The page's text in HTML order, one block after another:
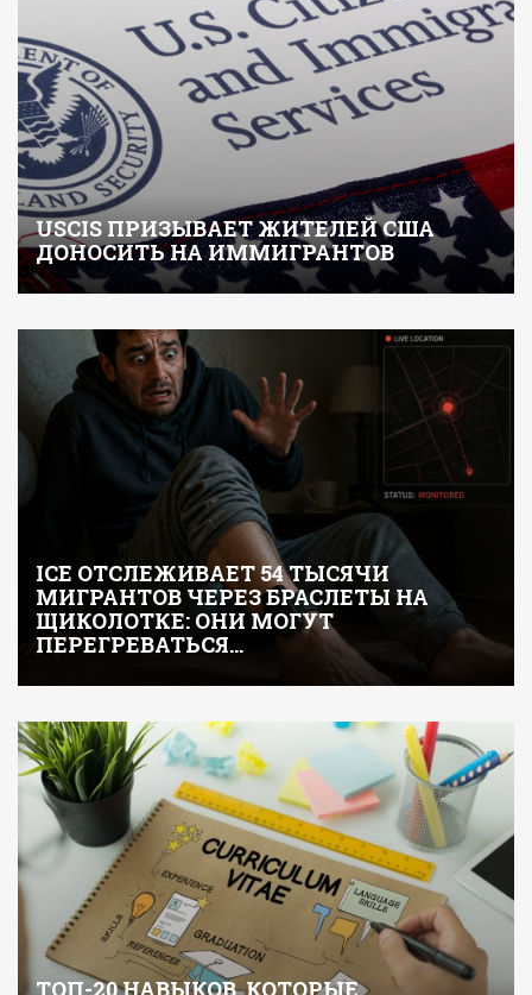
USCIS ПРИЗЫВАЕТ ЖИТЕЛЕЙ США
ДОНОСИТЬ НА ИММИГРАНТОВ
ICE ОТСЛЕЖИВАЕТ 54 ТЫСЯЧИ
МИГРАНТОВ ЧЕРЕЗ БРАСЛЕТЫ НА
ЩИКОЛОТКЕ: ОНИ МОГУТ
ПЕРЕГРЕВАТЬСЯ…
ТОП-20 НАВЫКОВ, КОТОРЫЕ